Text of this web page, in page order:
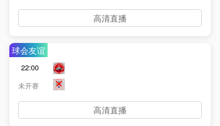
高清直播
球会友谊
22:00
未开赛
高清直播